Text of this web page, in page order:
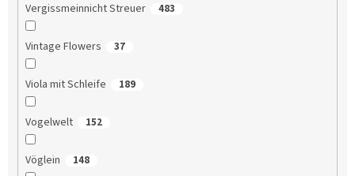
Vergissmeinnicht Streuer 483
Vintage Flowers 37
Viola mit Schleife 189
Vogelwelt 152
Vöglein 148